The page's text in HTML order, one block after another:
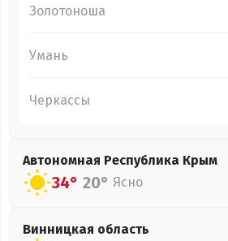
Золотоноша
Умань
Черкассы
Автономная Республика Крым
34° 20° Ясно
Винницкая область